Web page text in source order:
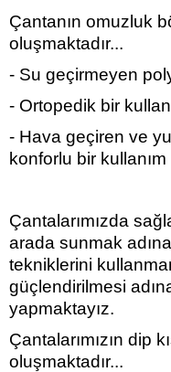
Çantanın omuzluk
oluşmaktadır...
- Su geçirmeyen
- Ortopedik bir
- Hava geçiren ve
konforlu bir
Çantalarımızda
arada sunmak
tekniklerini
güçlendirilmesi
yapmaktayız.
Çantalarımızın dip
oluşmaktadır...